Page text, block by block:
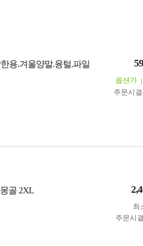
용.겨울양말.융털.파일
옵션가
주문시결
골 2XL
최
주문시